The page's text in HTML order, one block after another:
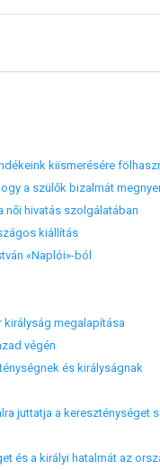
kiismerésére
a szülők bizalmát
női hivatás szolgálatában
kiállítás
«Naplói»-ból
királyság megalapítása
végén
és királyságnak
juttatja a kereszténységet
és a királyi hatalmát az